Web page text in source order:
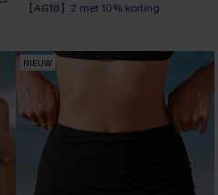
【AG18】2 met 10% korting
NIEUW